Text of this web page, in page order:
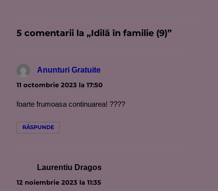
5 comentarii la „Idilă în familie (9)”
Anunturi Gratuite
11 octombrie 2023 la 17:50
foarte frumoasa continuarea! ????
RĂSPUNDE
Laurentiu Dragos
12 noiembrie 2023 la 11:35